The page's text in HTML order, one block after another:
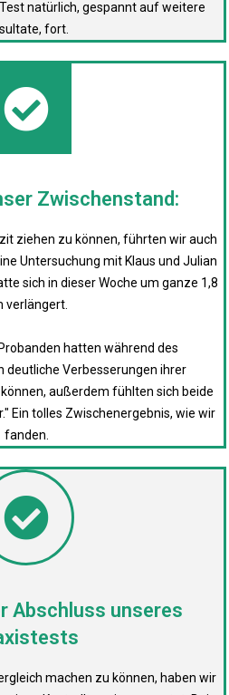
natürlich, gespannt auf weitere
fort.
Zwischenstand:
ziehen zu können, führten wir auch
Untersuchung mit Klaus und Julian
sich in dieser Woche um ganze 1,8
verlängert.
hatten während des
deutliche Verbesserungen ihrer
außerdem fühlten sich beide
Ein tolles Zwischenergebnis, wie wir
fanden.
Abschluss unseres
machen zu können, haben wir